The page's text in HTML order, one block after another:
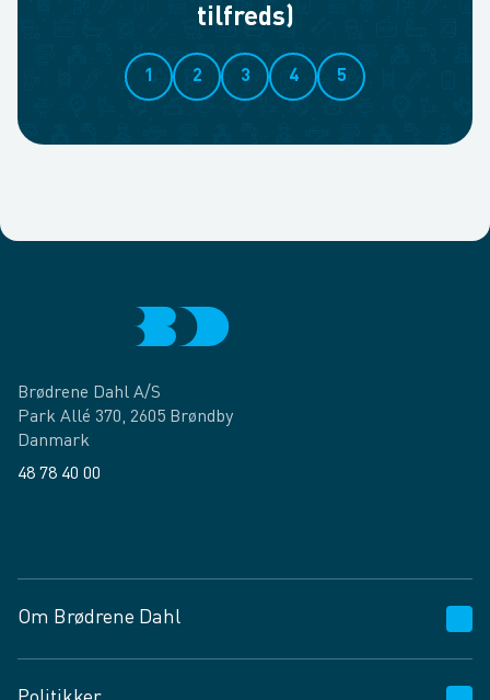
tilfreds)
1 2 3 4 5
Brødrene Dahl A/S
Park Allé 370, 2605 Brøndby
Danmark
48 78 40 00
Om Brødrene Dahl